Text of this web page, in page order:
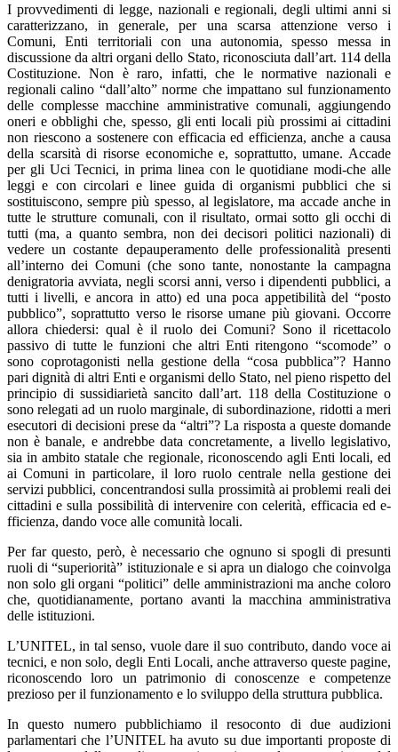
I provvedimenti di legge, nazionali e regionali, degli ultimi anni si
caratterizzano, in generale, per una scarsa attenzione verso i
Comuni, Enti territoriali con una autonomia, spesso messa in
discussione da altri organi dello Stato, riconosciuta dall’art. 114 della
Costituzione. Non è raro, infatti, che le normative nazionali e
regionali calino “dall’alto” norme che impattano sul funzionamento
delle complesse macchine amministrative comunali, aggiungendo
oneri e obblighi che, spesso, gli enti locali più prossimi ai cittadini
non riescono a sostenere con e­fficacia ed e­fficienza, anche a causa
della scarsità di risorse economiche e, soprattutto, umane. Accade
per gli U­ci Tecnici, in prima linea con le quotidiane modi‑che alle
leggi e con circolari e linee guida di organismi pubblici che si
sostituiscono, sempre più spesso, al legislatore, ma accade anche in
tutte le strutture comunali, con il risultato, ormai sotto gli occhi di
tutti (ma, a quanto sembra, non dei decisori politici nazionali) di
vedere un costante depauperamento delle professionalità presenti
all’interno dei Comuni (che sono tante, nonostante la campagna
denigratoria avviata, negli scorsi anni, verso i dipendenti pubblici, a
tutti i livelli, e ancora in atto) ed una poca appetibilità del “posto
pubblico”, soprattutto verso le risorse umane più giovani. Occorre
allora chiedersi: qual è il ruolo dei Comuni? Sono il ricettacolo
passivo di tutte le funzioni che altri Enti ritengono “scomode” o
sono coprotagonisti nella gestione della “cosa pubblica”? Hanno
pari dignità di altri Enti e organismi dello Stato, nel pieno rispetto del
principio di sussidiarietà sancito dall’art. 118 della Costituzione o
sono relegati ad un ruolo marginale, di subordinazione, ridotti a meri
esecutori di decisioni prese da “altri”? La risposta a queste domande
non è banale, e andrebbe data concretamente, a livello legislativo,
sia in ambito statale che regionale, riconoscendo agli Enti locali, ed
ai Comuni in particolare, il loro ruolo centrale nella gestione dei
servizi pubblici, concentrandosi sulla prossimità ai problemi reali dei
cittadini e sulla possibilità di intervenire con celerità, effi­cacia ed e­
fficienza, dando voce alle comunità locali.
Per far questo, però, è necessario che ognuno si spogli di presunti
ruoli di “superiorità” istituzionale e si apra un dialogo che coinvolga
non solo gli organi “politici” delle amministrazioni ma anche coloro
che, quotidianamente, portano avanti la macchina amministrativa
delle istituzioni.
L’UNITEL, in tal senso, vuole dare il suo contributo, dando voce ai
tecnici, e non solo, degli Enti Locali, anche attraverso queste pagine,
riconoscendo loro un patrimonio di conoscenze e competenze
prezioso per il funzionamento e lo sviluppo della struttura pubblica.
In questo numero pubblichiamo il resoconto di due audizioni
parlamentari che l’UNITEL ha avuto su due importanti proposte di